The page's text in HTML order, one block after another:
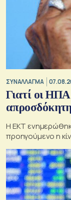
ΣΥΝΑΛΛΑΓΜΑ
Γιατί οι
Η ΕΚΤ
προηγούμενο η